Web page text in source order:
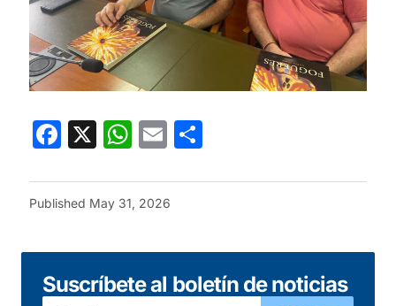
Facebook
X WhatsApp
Email
Published May 31, 2026
Suscríbete al boletín de noticias